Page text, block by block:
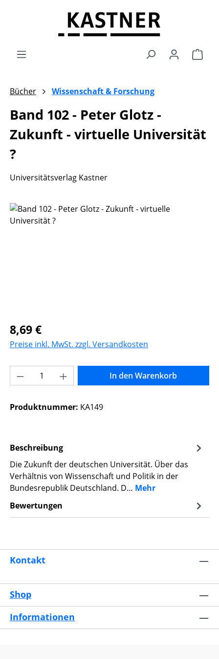
Zum Hauptinhalt springen
Bücher Wissenschaft & Forschung
Band 102 - Peter Glotz -
Zukunft - virtuelle Universität
?
Universitätsverlag Kastner
Bildergalerie überspringen
Regulärer Preis:
8,69 €
Preise inkl. MwSt. zzgl. Versandkosten
Produkt Anzahl: Gib den gewünschten
In den Warenkorb
Produktnummer: KA149
Beschreibung
Die Zukunft der deutschen Universität. Über das
Verhältnis von Wissenschaft und Politik in der
Bundesrepublik Deutschland. D… Mehr
Bewertungen
Kontakt
Shop
Informationen